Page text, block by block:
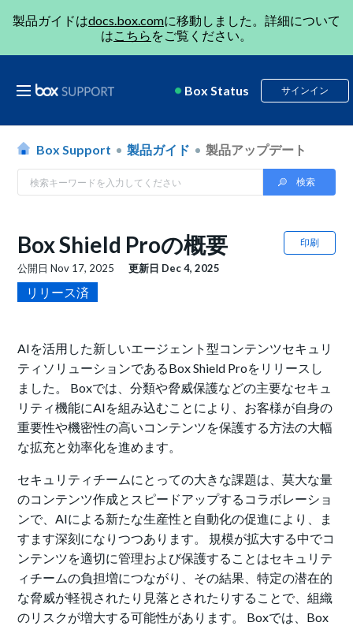
製品ガイドはdocs.box.comに移動しました。詳細について
はこちら をご覧ください。
Box Status サインイン
Box Support 製品ガイド 製品アップデート
印刷
Box Shield Proの概要
公開日Nov 17, 2025 更新日 Dec 4, 2025
リリース済
AIを活用した新しいエージェント型コンテンツセキュリ
ティソリューションであるBox Shield Proをリリースし
ました。 Boxでは、分類や脅威保護などの主要なセキュ
リティ機能にAIを組み込むことにより、お客様が自身の
重要性や機密性の高いコンテンツを保護する方法の大幅
な拡充と効率化を進めます。
セキュリティチームにとっての大きな課題は、莫大な量
のコンテンツ作成とスピードアップするコラボレーショ
ンで、AIによる新たな生産性と自動化の促進により、ま
すます深刻になりつつあります。 規模が拡大する中でコ
ンテンツを適切に管理および保護することはセキュリテ
ィチームの負担増につながり、その結果、特定の潜在的
な脅威が軽視されたり見落とされたりすることで、組織
のリスクが増大する可能性があります。 Boxでは、Box